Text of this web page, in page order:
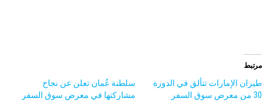
مرتبط
طيران الإمارات تتألق في الدورة
30 من معرض سوق السفر
سلطنة عُمان تعلن عن نجاح
مشاركتها في معرض سوق السفر